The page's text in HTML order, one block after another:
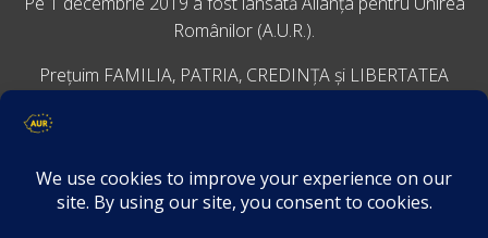
Românilor (A.U.R.).
Prețuim FAMILIA, PATRIA, CREDINȚA și LIBERTATEA
VINO ALĂTURI DE NOI